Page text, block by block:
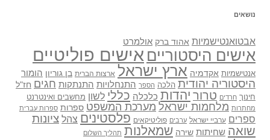
נושאים
אבטואנטישמיות אהוד ברק אולמרט
אישים היסטוריים אישים פוליטיים
אנטישמיות אקדמיה ארץ ישראל ארצות הברית בן גוריון הומור
היסטוריה יהודית הלכה הספר התנחלויות התנתקות חגים חז"ל
חינוך חרדים טרור יהדות כלכלה כללי לשון מחשבים ואינטרנט
מחתרות מלחמות ישראל מערכת המשפט ספרות ספרות עברית
ספרים ערביי ישראל ערבים פוליטיקאים פלסטינים צהל ציונות
שואה שחיתות שירה שמאלנות תהליך השלום